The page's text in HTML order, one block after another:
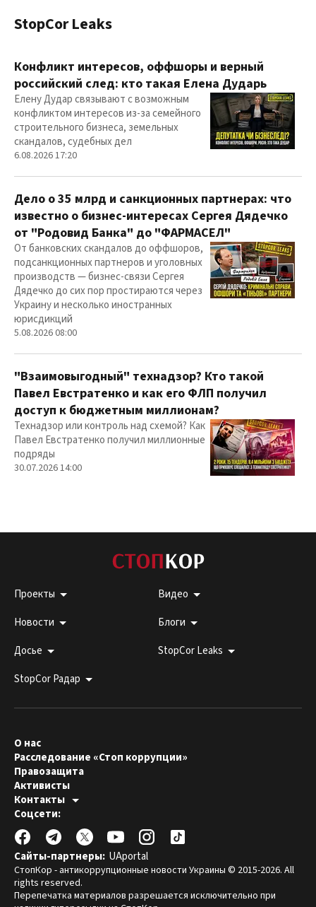
StopCor Leaks
Конфликт интересов, оффшоры и верный
российский след: кто такая Елена Дударь
Елену Дудар связывают с возможным
конфликтом интересов из-за семейного
строительного бизнеса, земельных
скандалов, судебных дел
6.08.2026 17:20
Дело о 35 млрд и санкционных партнерах: что
известно о бизнес-интересах Сергея Дядечко
от "Родовид Банка" до "ФАРМАСЕЛ"
От банковских скандалов до оффшоров,
подсанкционных партнеров и уголовных
производств — бизнес-связи Сергея
Дядечко до сих пор простираются через
Украину и несколько иностранных
юрисдикций
5.08.2026 08:00
"Взаимовыгодный" технадзор? Кто такой
Павел Евстратенко и как его ФЛП получил
доступ к бюджетным миллионам?
Технадзор или контроль над схемой? Как
Павел Евстратенко получил миллионные
подряды
30.07.2026 14:00
Проекты
Видео
Новости
Блоги
Досье
StopCor Leaks
StopCor Радар
Сайты-партнеры: UAportal
СтопКор - антикоррупционные новости Украины © 2015-2026. All
rights reserved.
Перепечатка материалов разрешается исключительно при
О нас
Расследование «Стоп коррупции»
Правозащита
Активисты
Контакты
Горячая линия:
Редакция СтопКора:
Юристы:
law@stopcor.org
Правозащитники:
Журналисты-расследователи:
media@stopcor.org
Соцсети: